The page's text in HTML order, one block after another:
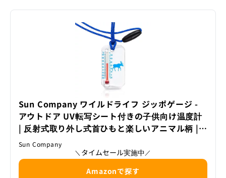
Sun Company ワイルドライフ ジッポゲージ -
アウトドア UV転写シート付きの子供向け温度計
| 反射式取り外し式首ひもと楽しいアニマル柄 |
子供へのキャンプやハイキングのアクセサリー
（青色のヘラジカ）
Sun Company
＼ タイムセール実施中／
Amazonで探す